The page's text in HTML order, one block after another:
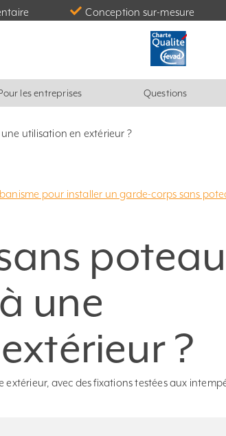
Conception sur-mesure
les entreprises Questions
utilisation en extérieur ?
pour installer un garde-corps sans
une
?
avec des fixations testées aux